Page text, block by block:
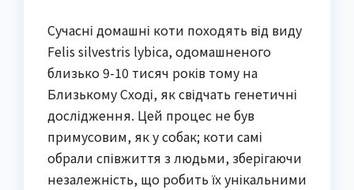
Сучасні домашні коти походять від виду
Felis silvestris lybica, одомашненого
близько 9-10 тисяч років тому на
Близькому Сході, як свідчать генетичні
дослідження. Цей процес не був
примусовим, як у собак; коти самі
обрали співжиття з людьми, зберігаючи
незалежність, що робить їх унікальними